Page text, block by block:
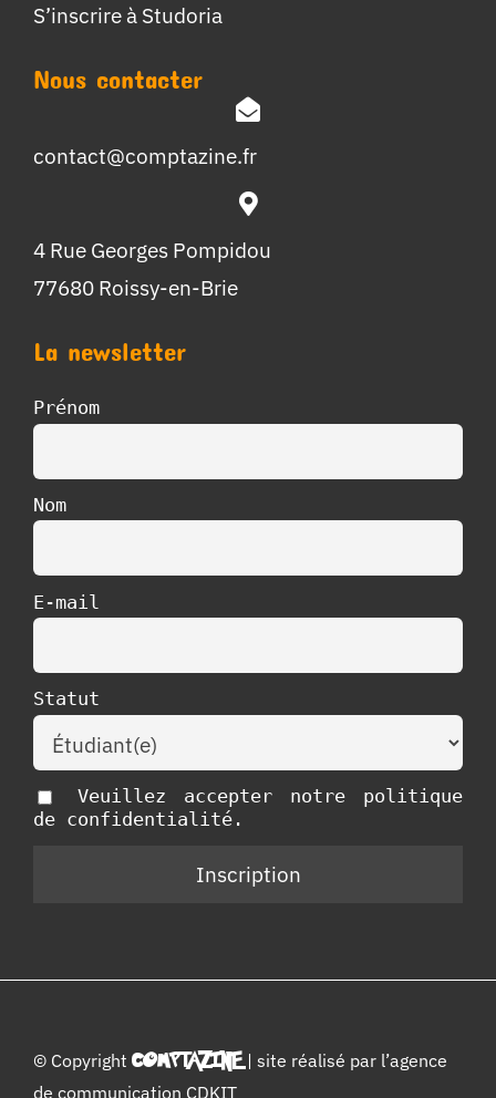
S’inscrire à Studoria
Nous contacter
contact@comptazine.fr
4 Rue Georges Pompidou
77680 Roissy-en-Brie
La newsletter
Prénom
Nom
E-mail
Statut
Veuillez accepter notre politique
de confidentialité.
© Copyright COMPTAZINE| site réalisé par l’agence
de communication CDKIT